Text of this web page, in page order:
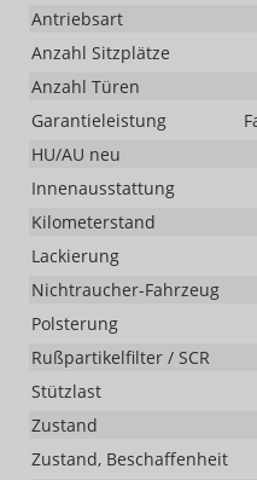
Antriebsart
Anzahl Sitzplätze
Anzahl Türen
Garantieleistung
HU/AU neu
Innenausstattung
Kilometerstand
Lackierung
Nichtraucher-Fahrzeug
Polsterung
Rußpartikelfilter / SCR
Stützlast
Zustand
Zustand, Beschaffenheit